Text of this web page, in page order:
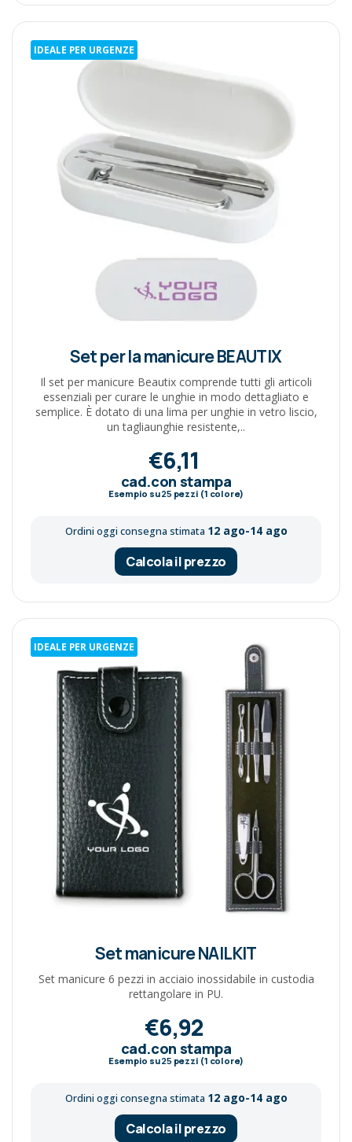
IDEALE PER URGENZE
Set per la manicure BEAUTIX
Il set per manicure Beautix comprende tutti gli articoli
essenziali per curare le unghie in modo dettagliato e
semplice. È dotato di una lima per unghie in vetro liscio,
un tagliaunghie resistente,..
€6,11
cad.con stampa
Esempio su25 pezzi (1 colore)
Ordini oggi consegna stimata 12 ago-14 ago
Calcola il prezzo
IDEALE PER URGENZE
Set manicure NAILKIT
Set manicure 6 pezzi in acciaio inossidabile in custodia
rettangolare in PU.
€6,92
cad.con stampa
Esempio su25 pezzi (1 colore)
Ordini oggi consegna stimata 12 ago-14 ago
Calcola il prezzo